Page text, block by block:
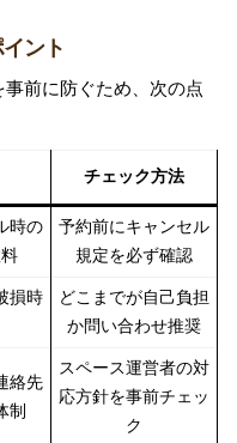
ント
前に防ぐため、次の点
チェック方法
時の
予約前にキャンセル
規定を必ず確認
損時
どこまでが自己負担
か問い合わせ推奨
絡先
制
スペース運営者の対
応方針を事前チェッ
ク